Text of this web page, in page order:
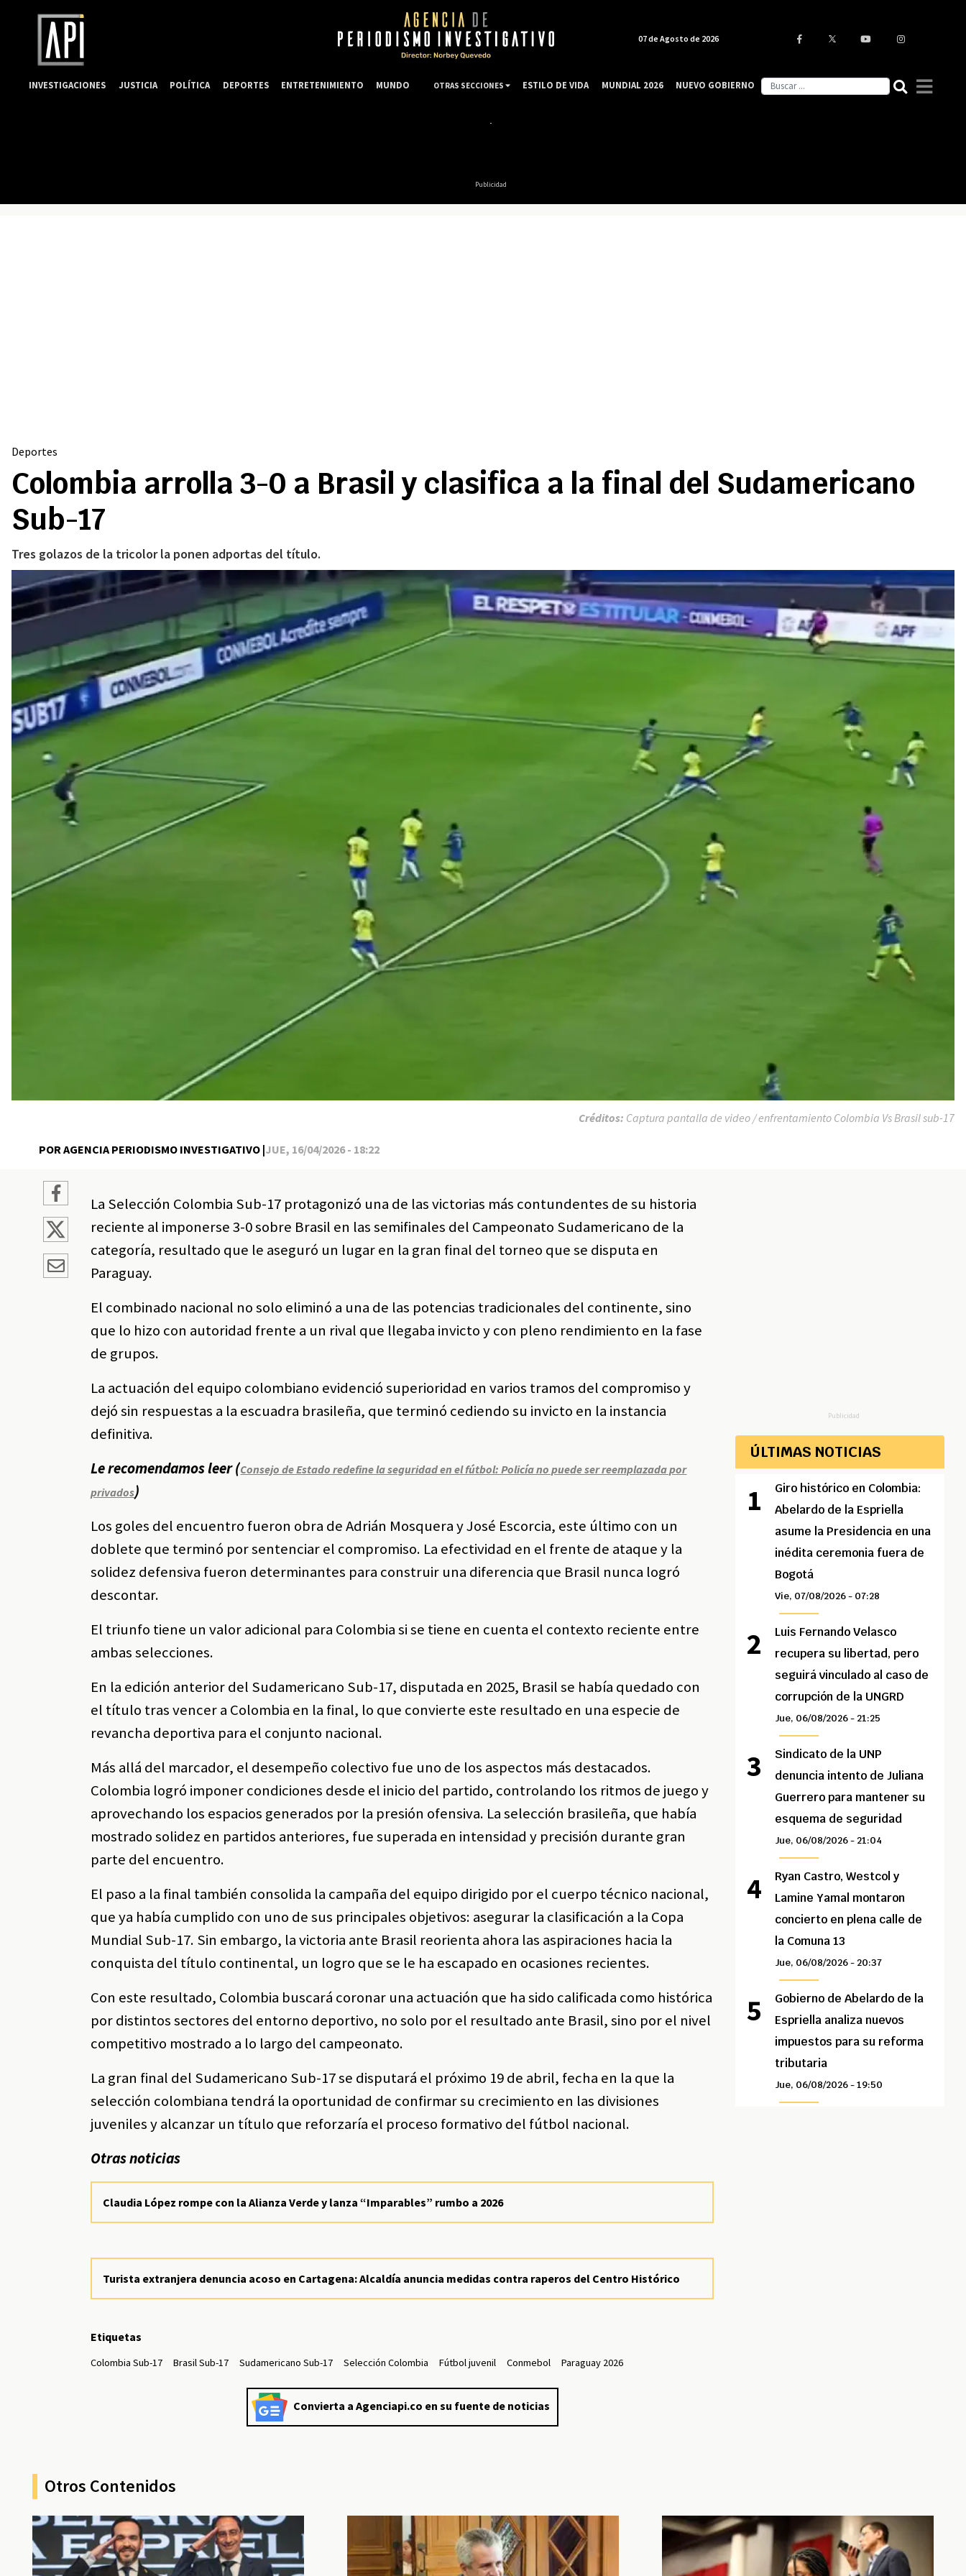
Publicidad
Deportes
Colombia arrolla 3-0 a Brasil y clasifica a la final del Sudamericano
Sub-17
Tres golazos de la tricolor la ponen adportas del título.
POR AGENCIA PERIODISMO INVESTIGATIVO |JUE, 16/04/2026 - 18:22
Créditos: Captura pantalla de video / enfrentamiento Colombia Vs Brasil sub-17
La Selección Colombia Sub-17 protagonizó una de las victorias más contundentes de su historia
reciente al imponerse 3-0 sobre Brasil en las semifinales del Campeonato Sudamericano de la
categoría, resultado que le aseguró un lugar en la gran final del torneo que se disputa en
Paraguay.
El combinado nacional no solo eliminó a una de las potencias tradicionales del continente, sino
que lo hizo con autoridad frente a un rival que llegaba invicto y con pleno rendimiento en la fase
de grupos.
La actuación del equipo colombiano evidenció superioridad en varios tramos del compromiso y
dejó sin respuestas a la escuadra brasileña, que terminó cediendo su invicto en la instancia
definitiva.
Le recomendamos leer (Consejo de Estado redefine la seguridad en el fútbol: Policía no puede ser reemplazada por
privados)
Los goles del encuentro fueron obra de Adrián Mosquera y José Escorcia, este último con un
doblete que terminó por sentenciar el compromiso. La efectividad en el frente de ataque y la
solidez defensiva fueron determinantes para construir una diferencia que Brasil nunca logró
descontar.
El triunfo tiene un valor adicional para Colombia si se tiene en cuenta el contexto reciente entre
ambas selecciones.
En la edición anterior del Sudamericano Sub-17, disputada en 2025, Brasil se había quedado con
el título tras vencer a Colombia en la final, lo que convierte este resultado en una especie de
revancha deportiva para el conjunto nacional.
Más allá del marcador, el desempeño colectivo fue uno de los aspectos más destacados.
Colombia logró imponer condiciones desde el inicio del partido, controlando los ritmos de juego y
aprovechando los espacios generados por la presión ofensiva. La selección brasileña, que había
mostrado solidez en partidos anteriores, fue superada en intensidad y precisión durante gran
parte del encuentro.
El paso a la final también consolida la campaña del equipo dirigido por el cuerpo técnico nacional,
que ya había cumplido con uno de sus principales objetivos: asegurar la clasificación a la Copa
Mundial Sub-17. Sin embargo, la victoria ante Brasil reorienta ahora las aspiraciones hacia la
conquista del título continental, un logro que se le ha escapado en ocasiones recientes.
Con este resultado, Colombia buscará coronar una actuación que ha sido calificada como histórica
por distintos sectores del entorno deportivo, no solo por el resultado ante Brasil, sino por el nivel
competitivo mostrado a lo largo del campeonato.
La gran final del Sudamericano Sub-17 se disputará el próximo 19 de abril, fecha en la que la
selección colombiana tendrá la oportunidad de confirmar su crecimiento en las divisiones
juveniles y alcanzar un título que reforzaría el proceso formativo del fútbol nacional.
Otras noticias
Claudia López rompe con la Alianza Verde y lanza “Imparables” rumbo a 2026
Turista extranjera denuncia acoso en Cartagena: Alcaldía anuncia medidas contra raperos del Centro Histórico
Etiquetas
Colombia Sub-17 Brasil Sub-17 Sudamericano Sub-17 Selección Colombia Fútbol juvenil Conmebol Paraguay 2026
Convierta a Agenciapi.co en su fuente de noticias
Publicidad
ÚLTIMAS NOTICIAS
Giro histórico en Colombia:
Abelardo de la Espriella
asume la Presidencia en una
inédita ceremonia fuera de
Bogotá
Vie, 07/08/2026 - 07:28
Luis Fernando Velasco
recupera su libertad, pero
seguirá vinculado al caso de
corrupción de la UNGRD
Jue, 06/08/2026 - 21:25
Sindicato de la UNP
denuncia intento de Juliana
Guerrero para mantener su
esquema de seguridad
Jue, 06/08/2026 - 21:04
Ryan Castro, Westcol y
Lamine Yamal montaron
concierto en plena calle de
la Comuna 13
Jue, 06/08/2026 - 20:37
Gobierno de Abelardo de la
Espriella analiza nuevos
impuestos para su reforma
tributaria
Jue, 06/08/2026 - 19:50
Otros Contenidos
07 de Agosto de 2026
INVESTIGACIONES JUSTICIA POLÍTICA DEPORTES ENTRETENIMIENTO MUNDO OTRAS SECCIONES ESTILO DE VIDA MUNDIAL 2026 NUEVO GOBIERNO